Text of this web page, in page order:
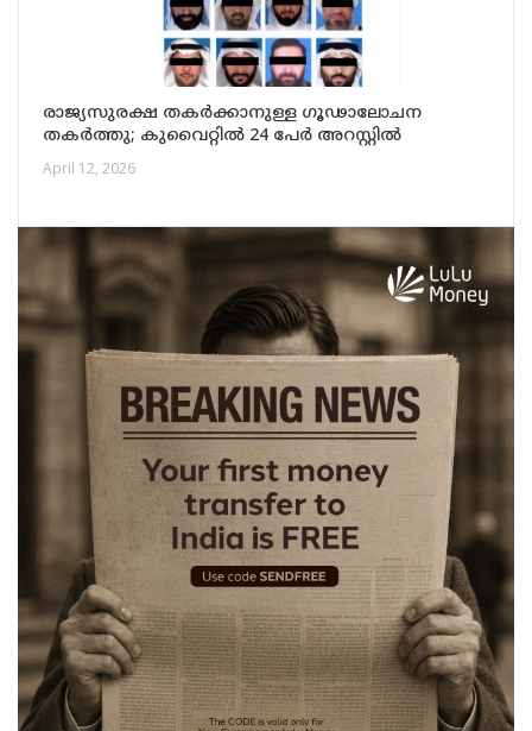
രാജ്യസുരക്ഷ തകർക്കാനുള്ള ഗൂഢാലോചന
തകർത്തു; കുവൈറ്റിൽ 24 പേർ അറസ്റ്റിൽ
April 12, 2026